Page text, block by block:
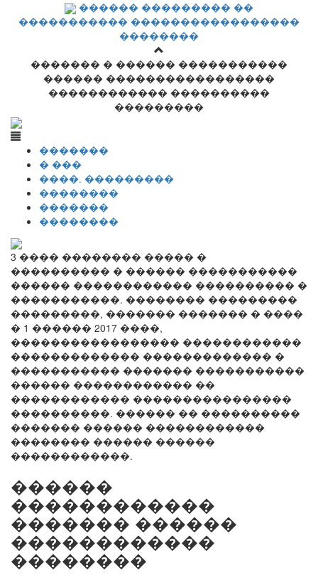
������ ��������� ��
����������� �����������������
��������
������� � ������ �����������
������ �����������������
������������ ����������
���������
�������
� ���
����. ���������
��������
�������
��������
3 ���� �������� ����� �
���������� � ������ �����������
������ ������������ ���������� �
�����������. �������� ���������
���������, ������� ������� � ����
� 1 ������ 2017 ����,
����������������� ������������
������������� ������������� �
����������� ������� �����������
������ ������������ ��
������������ ����������������
����������. ������ �� ����������
������� ������ ������������
�������� ������ ������
������������.
������
������������
������� ������
������������
��������